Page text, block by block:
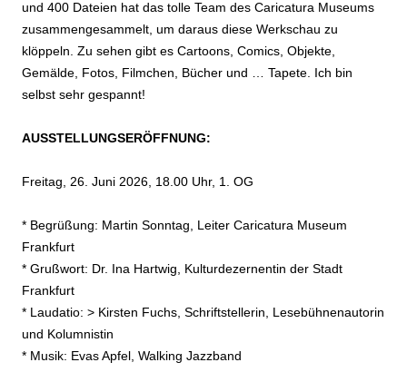
und 400 Dateien hat das tolle Team des Caricatura Museums
zusammengesammelt, um daraus diese Werkschau zu
klöppeln. Zu sehen gibt es Cartoons, Comics, Objekte,
Gemälde, Fotos, Filmchen, Bücher und … Tapete. Ich bin
selbst sehr gespannt!
AUSSTELLUNGSERÖFFNUNG:
Freitag, 26. Juni 2026, 18.00 Uhr, 1. OG
* Begrüßung: Martin Sonntag, Leiter Caricatura Museum
Frankfurt
* Grußwort: Dr. Ina Hartwig, Kulturdezernentin der Stadt
Frankfurt
* Laudatio: > Kirsten Fuchs , Schriftstellerin, Lesebühnenautorin
und Kolumnistin
* Musik: Evas Apfel, Walking Jazzband